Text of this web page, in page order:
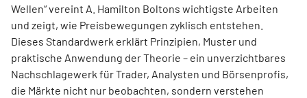
Wellen“ vereint A. Hamilton Boltons wichtigste Arbeiten
und zeigt, wie Preisbewegungen zyklisch entstehen.
Dieses Standardwerk erklärt Prinzipien, Muster und
praktische Anwendung der Theorie – ein unverzichtbares
Nachschlagewerk für Trader, Analysten und Börsenprofis,
die Märkte nicht nur beobachten, sondern verstehen